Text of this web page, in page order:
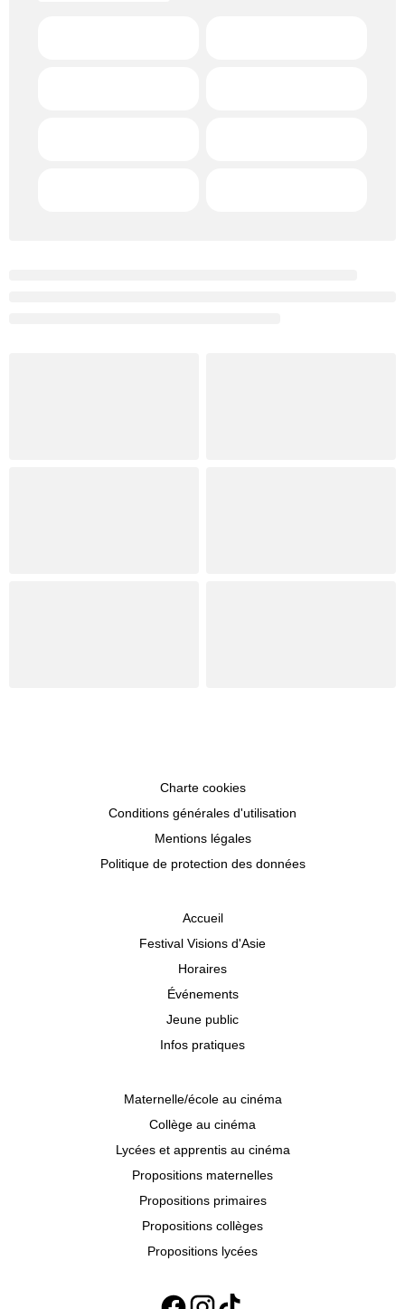
Charte cookies
Conditions générales d'utilisation
Mentions légales
Politique de protection des données
Accueil
Festival Visions d'Asie
Horaires
Événements
Jeune public
Infos pratiques
Maternelle/école au cinéma
Collège au cinéma
Lycées et apprentis au cinéma
Propositions maternelles
Propositions primaires
Propositions collèges
Propositions lycées